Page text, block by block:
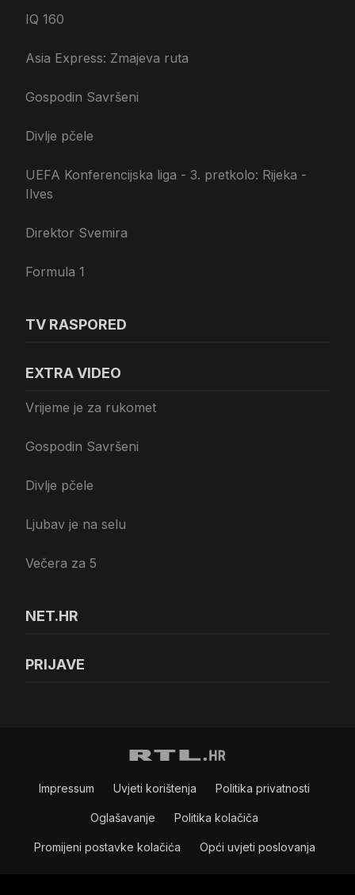
IQ 160
Asia Express: Zmajeva ruta
Gospodin Savršeni
Divlje pčele
UEFA Konferencijska liga - 3. pretkolo: Rijeka -
Ilves
Direktor Svemira
Formula 1
TV RASPORED
EXTRA VIDEO
Vrijeme je za rukomet
Gospodin Savršeni
Divlje pčele
Ljubav je na selu
Večera za 5
NET.HR
PRIJAVE
Impressum Uvjeti korištenja Politika privatnosti
Oglašavanje Politika kolačiča
Promijeni postavke kolačića Opći uvjeti poslovanja